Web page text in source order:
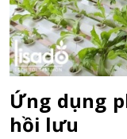
Ứng dụng
hồi lưu